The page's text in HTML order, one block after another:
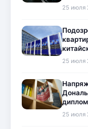
25 июля
25 июля
25 июля